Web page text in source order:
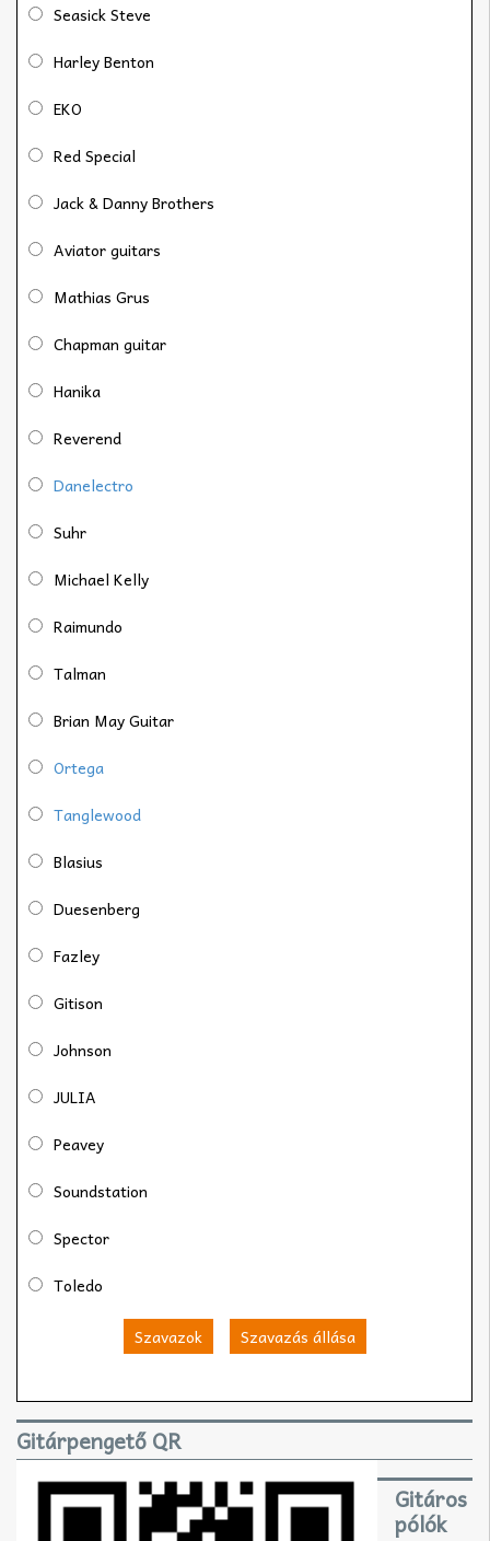
Seasick Steve
Harley Benton
EKO
Red Special
Jack & Danny Brothers
Aviator guitars
Mathias Grus
Chapman guitar
Hanika
Reverend
Danelectro
Suhr
Michael Kelly
Raimundo
Talman
Brian May Guitar
Ortega
Tanglewood
Blasius
Duesenberg
Fazley
Gitison
Johnson
JULIA
Peavey
Soundstation
Spector
Toledo
Szavazok Szavazás állása
Gitárpengető QR
Gitáros
pólók